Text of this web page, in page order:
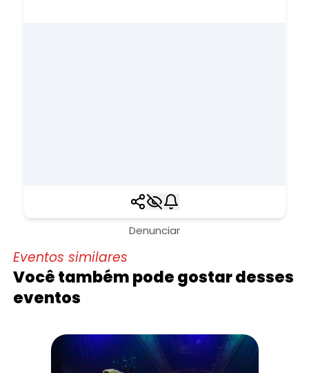
Denunciar
Eventos similares
Você também pode gostar desses
eventos